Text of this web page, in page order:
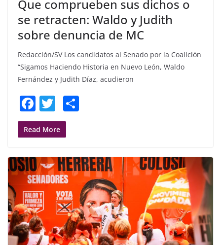
Que comprueben sus dichos o
se retracten: Waldo y Judith
sobre denuncia de MC
Redacción/SV Los candidatos al Senado por la Coalición
“Sigamos Haciendo Historia en Nuevo León, Waldo
Fernández y Judith Díaz, acudieron
F
a
c
b
o
o
k
T
w
itt
Read More